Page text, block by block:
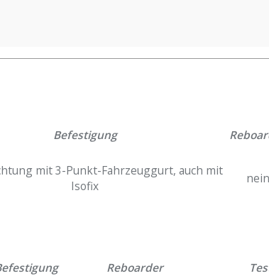
Befestigung
mit 3-Punkt-Fahrzeuggurt, auch mit
Isofix
nein
Reboarder